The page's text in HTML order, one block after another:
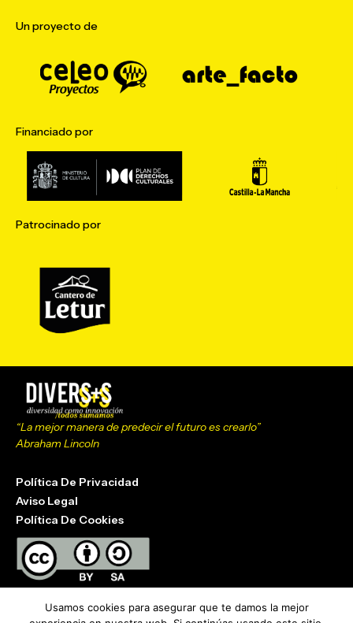
Un proyecto de
Financiado por
Patrocinado por
“La mejor manera de predecir el futuro es crearlo”
Abraham Lincoln
Política De Privacidad
Aviso Legal
Política De Cookies
licensed underAttribution-ShareAlike 4.0 International
Usamos cookies para asegurar que te damos la mejor